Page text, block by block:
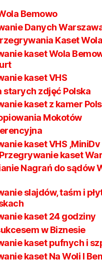
Bemowo
Danych
Kaset
kaset Wola
kaset VHS
starych zdjęć Polska
kaset z kamer
Mokotów
kaset VHS
kaset
Nagrań do sądów
slajdów, taśm i
kaset 24 godziny
w Biznesie
kaset pufnych i
kaset Na Woli I